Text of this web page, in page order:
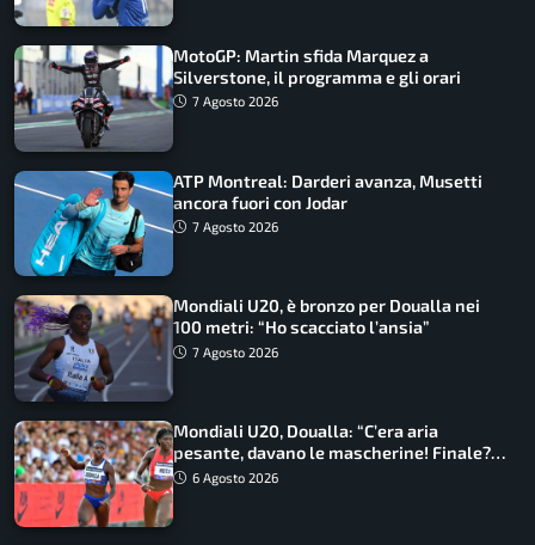
MotoGP: Martin sfida Marquez a
Silverstone, il programma e gli orari
7 Agosto 2026
ATP Montreal: Darderi avanza, Musetti
ancora fuori con Jodar
7 Agosto 2026
Mondiali U20, è bronzo per Doualla nei
100 metri: “Ho scacciato l’ansia”
7 Agosto 2026
Mondiali U20, Doualla: “C’era aria
pesante, davano le mascherine! Finale?
Non ho nulla da perdere”
6 Agosto 2026